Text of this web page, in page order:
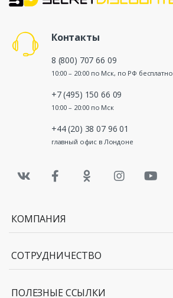
Контакты
8 (800) 707 66 09
10:00 – 20:00 по Мск, по РФ бесплатно
+7 (495) 150 66 09
10:00 – 20:00 по Мск
+44 (20) 38 07 96 01
главный офис в Лондоне
КОМПАНИЯ
СОТРУДНИЧЕСТВО
ПОЛЕЗНЫЕ ССЫЛКИ